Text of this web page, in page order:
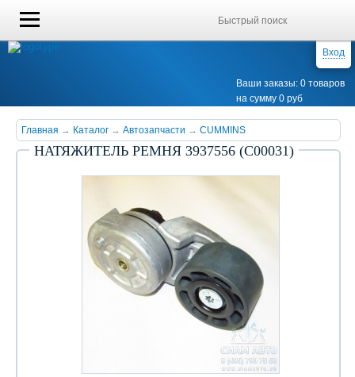
Вход
Ваши заказы: 0 товаров
на сумму 0 руб
Главная → Каталог → Автозапчасти → CUMMINS
НАТЯЖИТЕЛЬ РЕМНЯ 3937556 (С00031)